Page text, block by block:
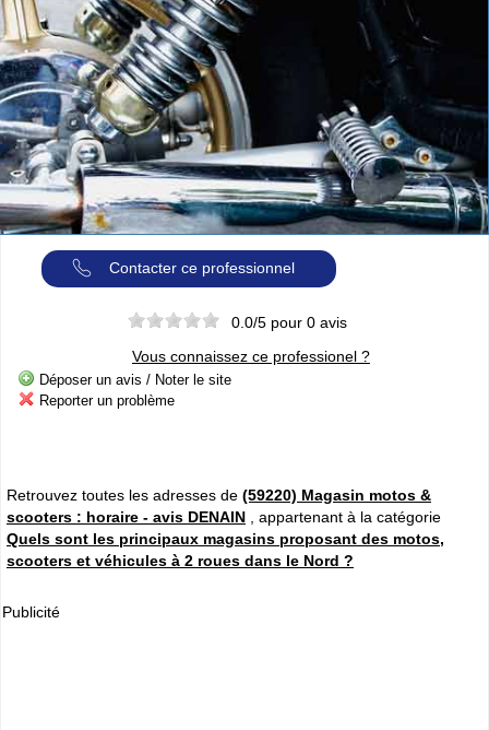
Cliquer sur la 1ere lettre du nom de votre ville pour voir notre
SÉLECTION d'adresses :
A(188) B(314) C(380) D(83)
H(52) I(31) J(32) K(5) L
(295)
O(47) P(227) Q (18) R(128) S T(102) U(12)
V(201) W(22) X(1) Y(13)
CatégoriesANNUAIRE MOTOS
Toutes les infos sur les marques de MOTO & SCOOTER
Ou trouver un garageMOTOS ou SCOOTERS
Retrouvez toutes les informations pratiques pour les
Contacter ce professionnel
0.0/5 pour 0avis
Vous connaissez ce professionel ?
Déposer un avis / Noter le site
Reporter un problème
Retrouvez toutes les adresses de (59220) Magasin motos &
scooters : horaire - avis DENAIN , appartenant à la catégorie
Quels sont les principaux magasins proposant des motos,
scooters et véhicules à 2 roues dans le Nord ?
Publicité